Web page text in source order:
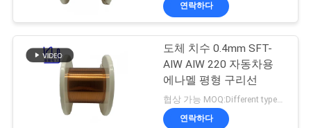
구
하 구리 리츠 와이어
연락하다
도체 치수 0.4mm SFT-
AIW AIW 220 자동차용
에나멜 평형 구리선
협상 가능 MOQ:Different types with differet MOQ
연락하다